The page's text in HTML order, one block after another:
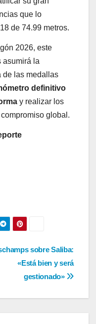
que lo
de 74.99 metros.
2026, este
asumirá la
de las medallas
definitivo
y realizar los
global.
sobre Saliba:
«Está bien y será
gestionado»